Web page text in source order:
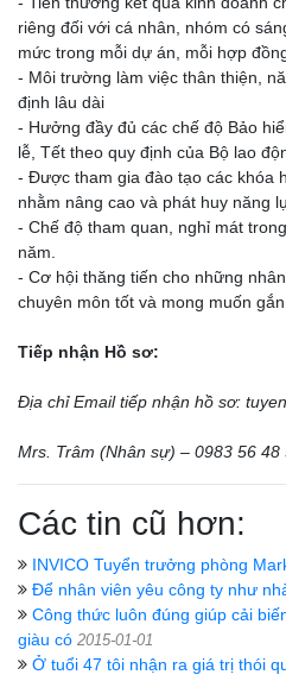
riêng đối với cá nhân, nhóm có
mức trong mỗi dự án, mỗi hợp
- Môi trường làm việc thân thiện,
định lâu dài
- Hưởng đầy đủ các chế độ Bảo
lễ, Tết theo quy định của Bộ lao
- Được tham gia đào tạo các khóa
nhằm nâng cao và phát huy năng
- Chế độ tham quan, nghỉ mát
năm.
- Cơ hội thăng tiến cho những
chuyên môn tốt và mong muốn
Tiếp nhận Hồ sơ:
Địa chỉ Email tiếp nhận hồ sơ:
Mrs. Trâm (Nhân sự) – 0983 56 48
Các tin cũ hơn:
INVICO Tuyển trưởng phòng
Để nhân viên yêu công ty như
Công thức luôn đúng giúp cải
giàu có 2015-01-01
Ở tuổi 47 tôi nhận ra giá trị thói